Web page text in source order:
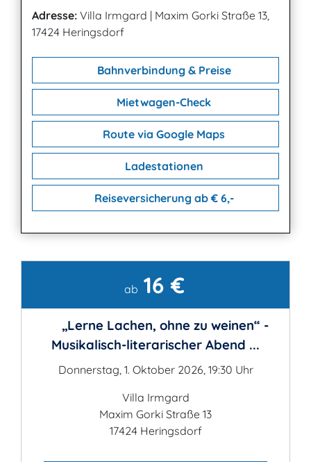
Adresse: Villa Irmgard | Maxim Gorki Straße 13,
17424 Heringsdorf
Bahnverbindung & Preise
Mietwagen-Check
Route via Google Maps
Ladestationen
Reiseversicherung ab € 6,-
ab 16 €
„Lerne Lachen, ohne zu weinen“ -
Musikalisch-literarischer Abend ...
Donnerstag, 1. Oktober 2026, 19:30 Uhr
Villa Irmgard
Maxim Gorki Straße 13
17424 Heringsdorf